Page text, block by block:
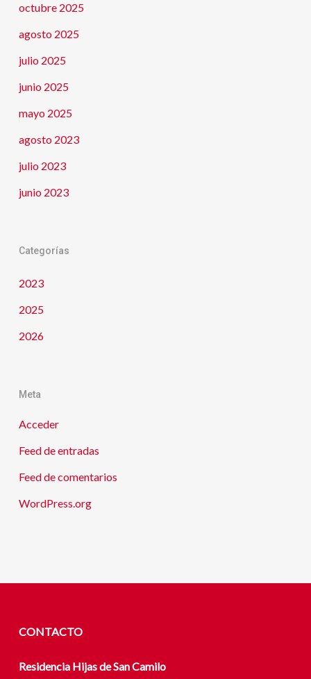
octubre 2025
agosto 2025
julio 2025
junio 2025
mayo 2025
agosto 2023
julio 2023
junio 2023
Categorías
2023
2025
2026
Meta
Acceder
Feed de entradas
Feed de comentarios
WordPress.org
CONTACTO
Residencia Hijas de San Camilo